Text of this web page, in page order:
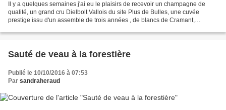
Il y a quelques semaines j'ai eu le plaisirs de recevoir un champagne de
qualité, un grand cru Dielbolt Vallois du site Plus de Bulles, une cuvée
prestige issu d'un assemble de trois années , de blancs de Cramant,
Sauté de veau à la forestière
Publié le 10/10/2016 à 07:53
Par sandraheraud